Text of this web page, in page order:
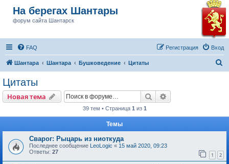
На берегах Шантары
форум сайта Шантарск
FAQ Вход
Регистрация
Шантара Шантара Бушковедение Цитаты
Цитаты
Новая тема Поиск
39 тем • Страница 1 из 1
Темы
Сварог: Рыцарь из ниоткуда
Последнее сообщение LeoLogic « 15 май 2020, 09:23
Ответы: 27 1 2